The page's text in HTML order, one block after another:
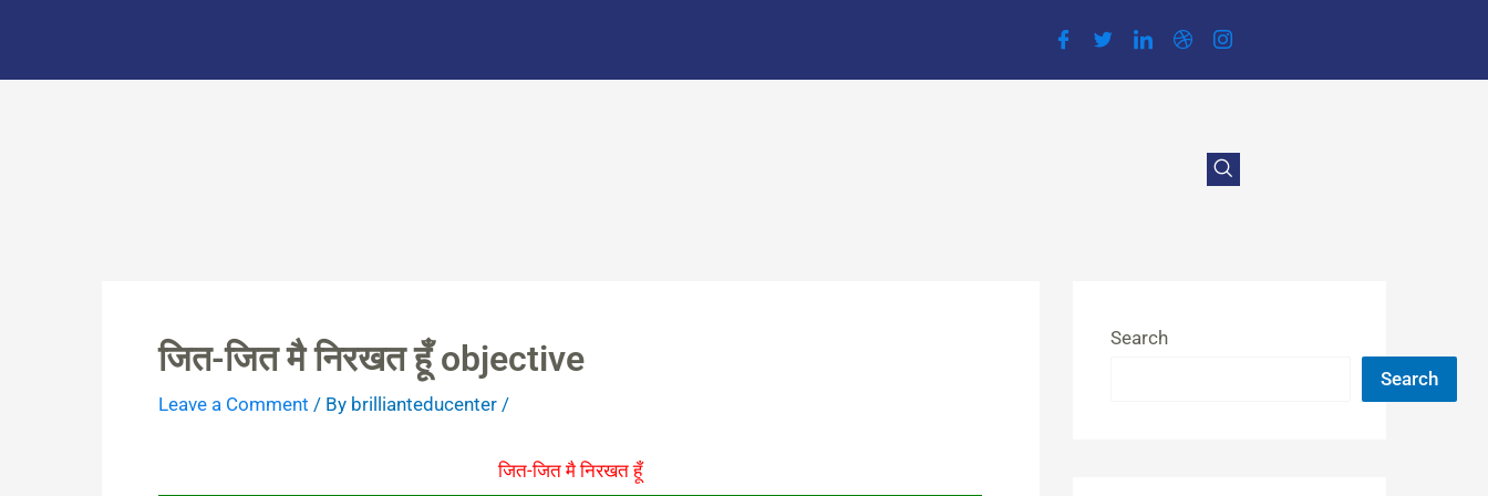
content
जित-जित मै निरखत हूँ objective
Leave a Comment / By brillianteducenter /
जित-जित मै निरखत हूँ
Search
Search